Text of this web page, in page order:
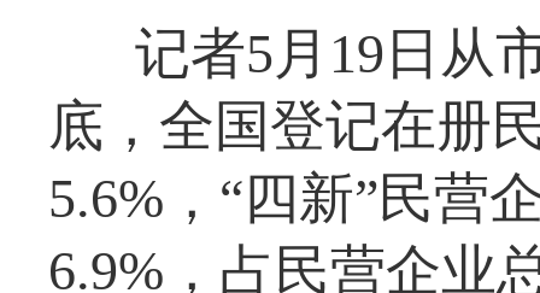
记者5月19日从
底，全国登记在册
5.6%，“四新”民营
6.9%，占民营企业